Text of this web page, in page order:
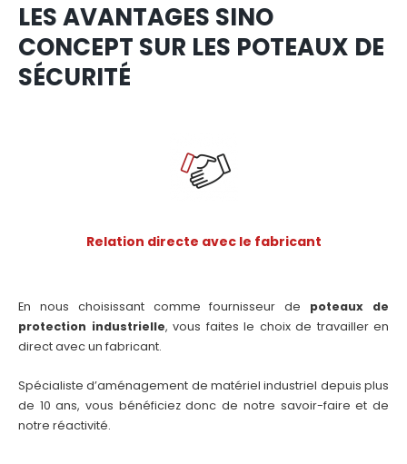
LES AVANTAGES SINO
CONCEPT SUR LES POTEAUX DE
SÉCURITÉ
Relation directe avec le fabricant
En nous choisissant comme fournisseur de poteaux de
protection industrielle, vous faites le choix de travailler en
direct avec un fabricant.
Spécialiste d’aménagement de matériel industriel depuis plus
de 10 ans, vous bénéficiez donc de notre savoir-faire et de
notre réactivité.